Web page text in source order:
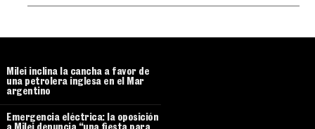
Milei inclina la cancha a favor de
una petrolera inglesa en el Mar
argentino
Emergencia eléctrica: la oposición